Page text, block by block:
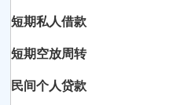
短期私人借款
短期空放周转
民间个人贷款